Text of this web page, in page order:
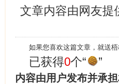
文章内容由网友提
如果您喜欢这篇文章，就送梧
已获得0个“ ”
内容由用户发布并承